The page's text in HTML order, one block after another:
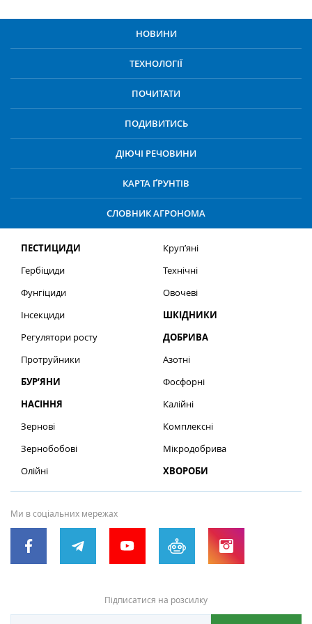
НОВИНИ
ТЕХНОЛОГІЇ
ПОЧИТАТИ
ПОДИВИТИСЬ
ДІЮЧІ РЕЧОВИНИ
КАРТА ҐРУНТІВ
СЛОВНИК АГРОНОМА
ПЕСТИЦИДИ
Гербіциди
Фунгіциди
Інсекциди
Регулятори росту
Протруйники
БУР’ЯНИ
НАСІННЯ
Зернові
Зернобобові
Олійні
Круп’яні
Технічні
Овочеві
ШКІДНИКИ
ДОБРИВА
Азотні
Фосфорні
Калійні
Комплексні
Мікродобрива
ХВОРОБИ
Ми в соціальних мережах
Підписатися на розсилку